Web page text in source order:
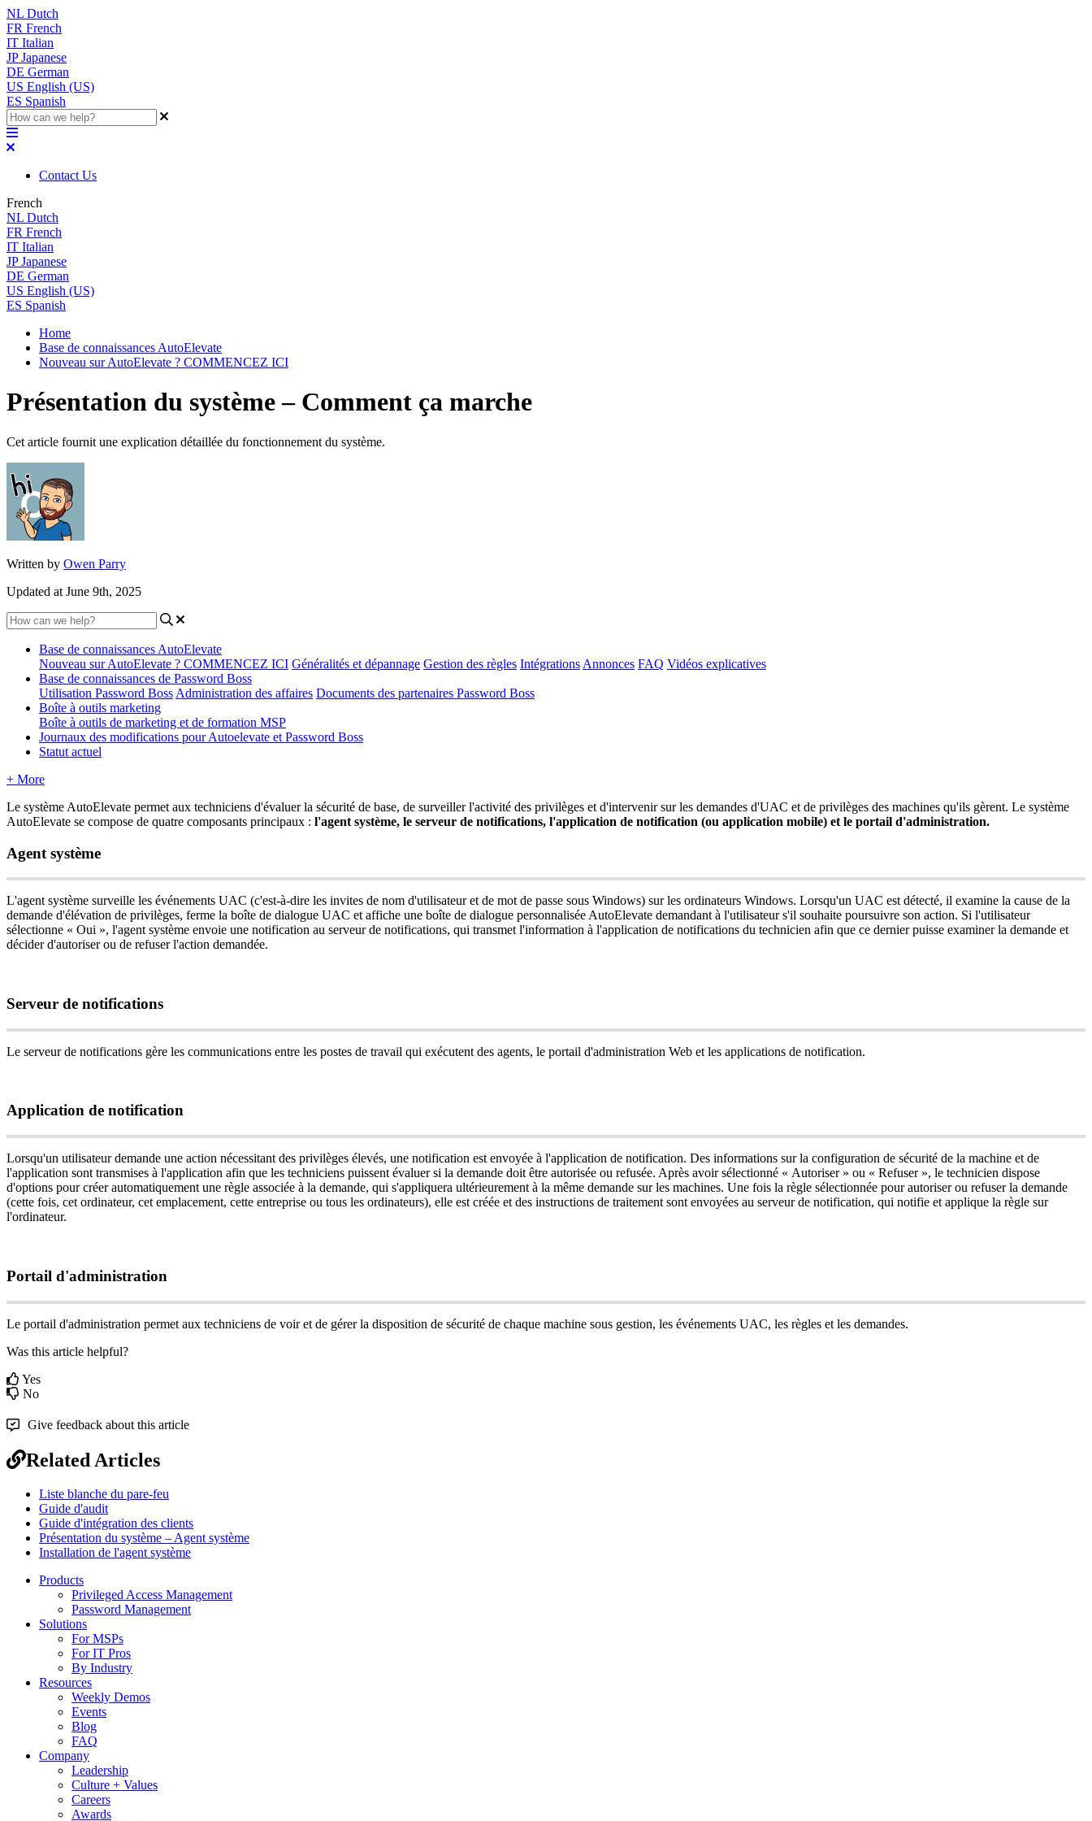
NL Dutch
FR French
IT Italian
JP Japanese
DE German
US English (US)
ES Spanish
Contact Us
French
NL Dutch
FR French
IT Italian
JP Japanese
DE German
US English (US)
ES Spanish
Home
Base de connaissances AutoElevate
Nouveau sur AutoElevate ? COMMENCEZ ICI
Présentation du système – Comment ça marche
Cet article fournit une explication détaillée du fonctionnement du système.
Written by Owen Parry
Updated at June 9th, 2025
Base de connaissances AutoElevate
Nouveau sur AutoElevate ? COMMENCEZ ICI Généralités et dépannage Gestion des règles Intégrations Annonces FAQ Vidéos explicatives
Base de connaissances de Password Boss
Utilisation Password Boss Administration des affaires Documents des partenaires Password Boss
Boîte à outils marketing
Boîte à outils de marketing et de formation MSP
Journaux des modifications pour Autoelevate et Password Boss
Statut actuel
+ More
Le système AutoElevate permet aux techniciens d'évaluer la sécurité de base, de surveiller l'activité des privilèges et d'intervenir sur les demandes d'UAC et de privilèges des machines qu'ils gèrent. Le système
AutoElevate se compose de quatre composants principaux : l'agent système, le serveur de notifications, l'application de notification (ou application mobile) et le portail d'administration.
Agent système
L'agent système surveille les événements UAC (c'est-à-dire les invites de nom d'utilisateur et de mot de passe sous Windows) sur les ordinateurs Windows. Lorsqu'un UAC est détecté, il examine la cause de la
demande d'élévation de privilèges, ferme la boîte de dialogue UAC et affiche une boîte de dialogue personnalisée AutoElevate demandant à l'utilisateur s'il souhaite poursuivre son action. Si l'utilisateur
sélectionne « Oui », l'agent système envoie une notification au serveur de notifications, qui transmet l'information à l'application de notifications du technicien afin que ce dernier puisse examiner la demande et
décider d'autoriser ou de refuser l'action demandée.
Serveur de notifications
Le serveur de notifications gère les communications entre les postes de travail qui exécutent des agents, le portail d'administration Web et les applications de notification.
Application de notification
Lorsqu'un utilisateur demande une action nécessitant des privilèges élevés, une notification est envoyée à l'application de notification. Des informations sur la configuration de sécurité de la machine et de
l'application sont transmises à l'application afin que les techniciens puissent évaluer si la demande doit être autorisée ou refusée. Après avoir sélectionné « Autoriser » ou « Refuser », le technicien dispose
d'options pour créer automatiquement une règle associée à la demande, qui s'appliquera ultérieurement à la même demande sur les machines. Une fois la règle sélectionnée pour autoriser ou refuser la demande
(cette fois, cet ordinateur, cet emplacement, cette entreprise ou tous les ordinateurs), elle est créée et des instructions de traitement sont envoyées au serveur de notification, qui notifie et applique la règle sur
l'ordinateur.
Portail d'administration
Le portail d'administration permet aux techniciens de voir et de gérer la disposition de sécurité de chaque machine sous gestion, les événements UAC, les règles et les demandes.
Was this article helpful?
Yes
No
Give feedback about this article
Related Articles
Liste blanche du pare-feu
Guide d'audit
Guide d'intégration des clients
Présentation du système – Agent système
Installation de l'agent système
Products
Privileged Access Management
Password Management
Solutions
For MSPs
For IT Pros
By Industry
Resources
Weekly Demos
Events
Blog
FAQ
Company
Leadership
Culture + Values
Careers
Awards